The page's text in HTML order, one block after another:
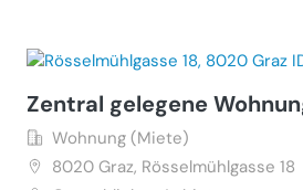
Zentral gelegene
Wohnung (Miete)
8020 Graz, Rösselmühlgasse 18